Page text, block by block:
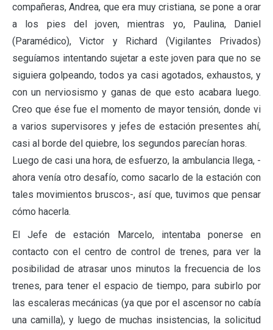
compañeras, Andrea, que era muy cristiana, se pone a orar
a los pies del joven, mientras yo, Paulina, Daniel
(Paramédico), Victor y Richard (Vigilantes Privados)
seguíamos intentando sujetar a este joven para que no se
siguiera golpeando, todos ya casi agotados, exhaustos, y
con un nerviosismo y ganas de que esto acabara luego.
Creo que ése fue el momento de mayor tensión, donde vi
a varios supervisores y jefes de estación presentes ahí,
casi al borde del quiebre, los segundos parecían horas.
Luego de casi una hora, de esfuerzo, la ambulancia llega, -
ahora venía otro desafío, como sacarlo de la estación con
tales movimientos bruscos-, así que, tuvimos que pensar
cómo hacerla.
El Jefe de estación Marcelo, intentaba ponerse en
contacto con el centro de control de trenes, para ver la
posibilidad de atrasar unos minutos la frecuencia de los
trenes, para tener el espacio de tiempo, para subirlo por
las escaleras mecánicas (ya que por el ascensor no cabía
una camilla), y luego de muchas insistencias, la solicitud